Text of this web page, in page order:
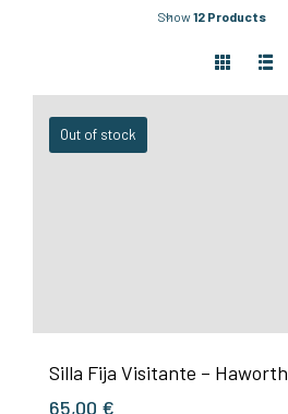
Show12 Products
Out of stock
Silla Fija Visitante – Haworth
65,00 €